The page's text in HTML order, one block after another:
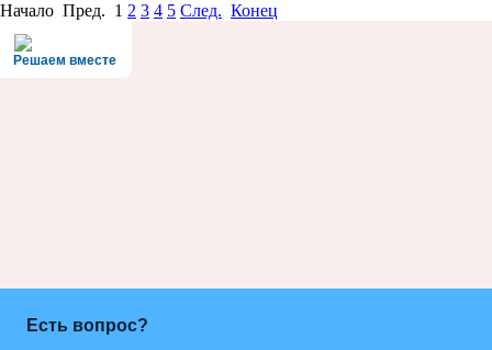
Начало Пред. 1 2 3 4 5 След. Конец
Решаем вместе
Есть вопрос?